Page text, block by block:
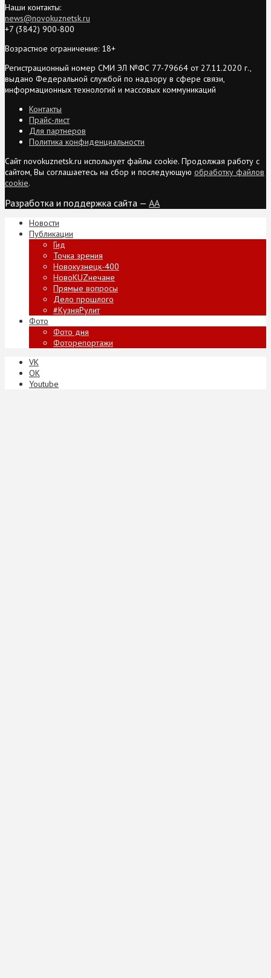
Наши контакты:
news@novokuznetsk.ru
+7 (3842) 900-800
Возрастное ограничение: 18+
Регистрационный номер СМИ ЭЛ №ФС 77-79664 от 27.11.2020 г.,
выдано Федеральной службой по надзору в сфере связи,
информационных технологий и массовых коммуникаций
Контакты
Прайс-лист
Для партнеров
Политика конфиденциальности
Сайт novokuznetsk.ru использует файлы cookie. Продолжая работу с
сайтом, Вы соглашаетесь на сбор и последующую обработку файлов
cookie.
Разработка и поддержка сайта — AA
Новости
Публикации
Гид
Точка зрения
Новокузнецк-400
НовоKUZнечане
Прямые вопросы
Дело прошлого
#КузняРулит
Фото
Фото дня
Фоторепортажи
VK
ОК
Youtube